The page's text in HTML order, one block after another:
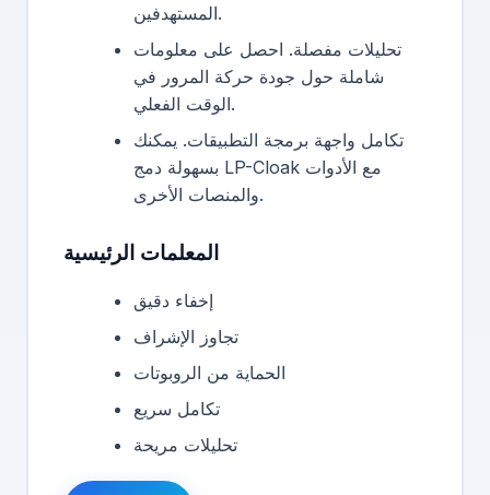
المستهدفين.
تحليلات مفصلة. احصل على معلومات
شاملة حول جودة حركة المرور في
الوقت الفعلي.
تكامل واجهة برمجة التطبيقات. يمكنك
بسهولة دمج LP-Cloak مع الأدوات
والمنصات الأخرى.
المعلمات الرئيسية
إخفاء دقيق
تجاوز الإشراف
الحماية من الروبوتات
تكامل سريع
تحليلات مريحة